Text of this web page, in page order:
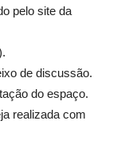
pelo site da
de discussão.
do espaço.
realizada com